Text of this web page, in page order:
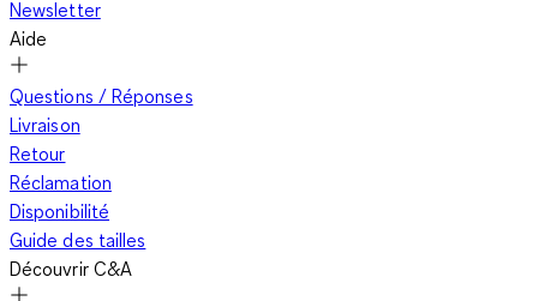
Parkas pour femmes C&A : pratiques et polyvalentes
Avec leur coupe décontractée, les parkas sont parfaites pour
le quotidien. Pour jouer sur les volumes, portez votre parka
avec un pantalon slim, des leggings ou un jean. Pour un look
cool et affirmé, portez-la avec un pull surdimensionné, des
leggings et des bottes de motard. Si vous optez pour une
Newsletter
Aide
Questions / Réponses
Livraison
Retour
Réclamation
Disponibilité
Guide des tailles
Découvrir C&A